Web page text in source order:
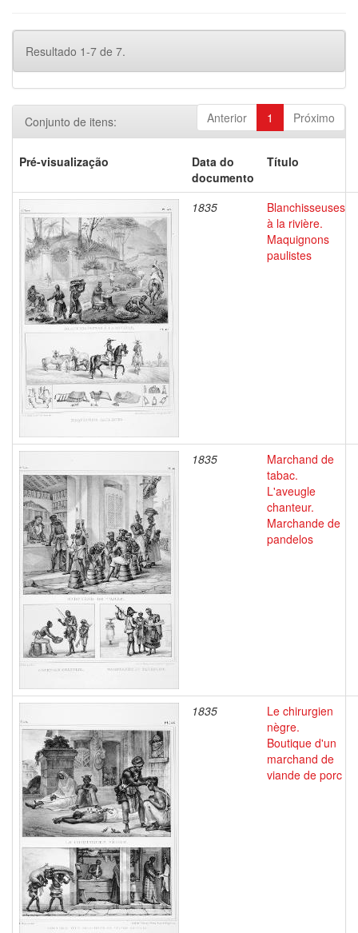
Resultado 1-7 de 7.
Anterior 1 Próximo
Conjunto de itens:
Pré-visualização
Data do
documento
Título
1835
Blanchisseuses
à la rivière.
Maquignons
paulistes
1835
Marchand de
tabac.
L'aveugle
chanteur.
Marchande de
pandelos
1835
Le chirurgien
nègre.
Boutique d'un
marchand de
viande de porc